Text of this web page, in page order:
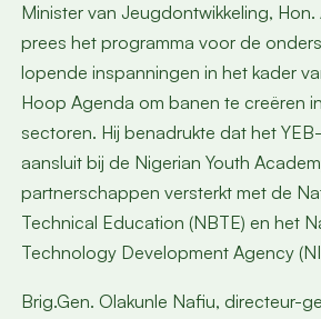
Minister van Jeugdontwikkeling,
prees het programma voor de
lopende inspanningen in het kader
Hoop Agenda om banen te creëren
sectoren. Hij benadrukte dat het
aansluit bij de Nigerian Youth
partnerschappen versterkt met de
Technical Education (NBTE) en het
Technology Development Agency
Brig.Gen. Olakunle Nafiu, directeur-